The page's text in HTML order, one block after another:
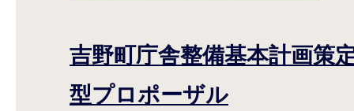
吉野町庁舎整備基本計画策
型プロポーザル